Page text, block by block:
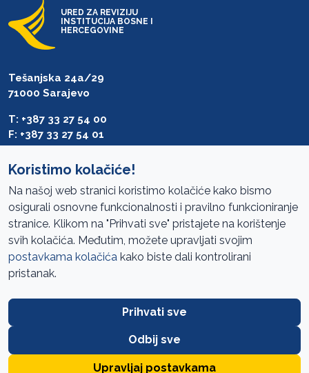
URED ZA REVIZIJU
INSTITUCIJA BOSNE I
HERCEGOVINE
Tešanjska 24a/29
71000 Sarajevo
T: +387 33 27 54 00
F: +387 33 27 54 01
Pristup informacijama
Mapa sajta
Oglasi
FAQ
Koristimo kolačiće!
Na našoj web stranici koristimo kolačiće kako bismo
osigurali osnovne funkcionalnosti i pravilno funkcioniranje
stranice. Klikom na "Prihvati sve" pristajete na korištenje
svih kolačića. Međutim, možete upravljati svojim
postavkama kolačića kako biste dali kontrolirani
pristanak.
Prihvati sve
Odbij sve
Upravljaj postavkama